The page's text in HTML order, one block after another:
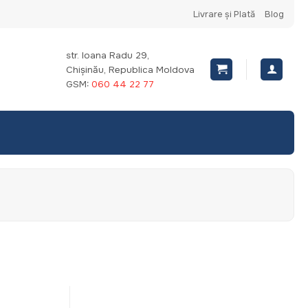
Livrare și Plată Blog
str. Ioana Radu 29,
Chișinău, Republica Moldova
GSM: 060 44 22 77